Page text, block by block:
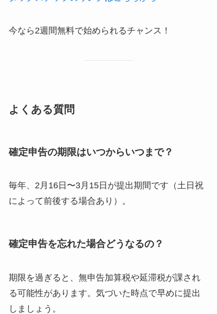
今なら2週間無料で始められるチャンス！
よくある質問
確定申告の期限はいつからいつまで？
毎年、2月16日〜3月15日が提出期間です（土日祝
によって前後する場合あり）。
確定申告を忘れた場合どうなるの？
期限を過ぎると、無申告加算税や延滞税が課され
る可能性があります。気づいた時点で早めに提出
しましょう。